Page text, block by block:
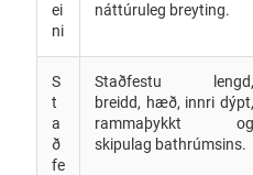
ei
ni
náttúruleg breyting.
S
t
a
ð
fe
Staðfestu lengd,
breidd, hæð, innri dýpt,
rammaþykkt og
skipulag bathrúmsins.